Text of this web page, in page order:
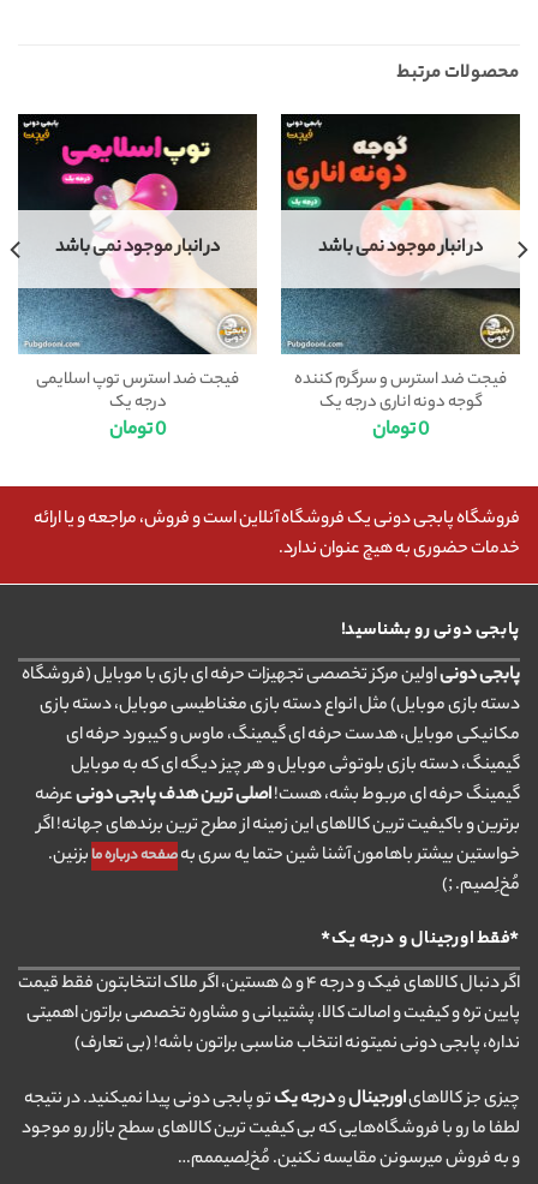
محصولات مرتبط
در انبار موجود نمی باشد
فیجت ضد استرس و سرگرم کننده
گوجه دونه اناری درجه یک
0تومان
در انبار موجود نمی باشد
فیجت ضد استرس توپ اسلایمی
درجه یک
0تومان
فروشگاه پابجی دونی یک فروشگاه آنلاین است و فروش، مراجعه و یا ارائه
خدمات حضوری به هیچ عنوان ندارد.
پابجی دونی رو بشناسید!
پابجی دونیاولین مرکز تخصصی تجهیزات حرفه ای بازی با موبایل (فروشگاه
دسته بازی موبایل) مثل انواع دسته بازی مغناطیسی موبایل، دسته بازی
مکانیکی موبایل، هدست حرفه ای گیمینگ، ماوس و کیبورد حرفه ای
گیمینگ، دسته بازی بلوتوثی موبایل و هر چیز دیگه ای که به موبایل
گیمینگ حرفه ای مربوط بشه، هست!اصلی ترین هدف پابجی دونیعرضه
برترین و باکیفیت ترین کالاهای این زمینه از مطرح ترین برندهای جهانه! اگر
خواستین بیشتر باهامون آشنا شین حتما یه سری بهصفحه درباره ما بزنین.
مُخ‌لِصیم. ;)
*فقط اورجینال و درجه یک*
اگر دنبال کالاهای فیک و درجه ۴ و ۵ هستین، اگر ملاک انتخابتون فقط قیمت
پایین تره و کیفیت و اصالت کالا، پشتیبانی و مشاوره تخصصی براتون اهمیتی
نداره، پابجی دونی نمیتونه انتخاب مناسبی براتون باشه! (بی تعارف)
چیزی جز کالاهایاورجینالودرجه یکتو پابجی دونی پیدا نمیکنید. در نتیجه
لطفا ما رو با فروشگاه‌هایی که بی کیفیت ترین کالاهای سطح بازار رو موجود
و به فروش میرسونن مقایسه نکنین. مُخ‌لِصیممم…